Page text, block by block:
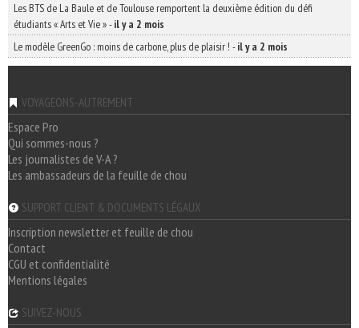
Les BTS de La Baule et de Toulouse remportent la deuxième édition du défi
étudiants « Arts et Vie »-il y a 2 mois
Le modèle GreenGo : moins de carbone, plus de plaisir ! -il y a 2 mois
VOYAGEONS-AUTREMENT
Espace Pro
Qui sommes-nous ?
Les journalistes de V-A ?
Les ambassadeurs de la feuille de chou
SUPPORT CLIENT & DOCUMENTS LÉGAUX
Inscription newsletter et feuille de chou
Contact
CGU et confidentialité
Mentions légales
SUIVEZ-NOUS